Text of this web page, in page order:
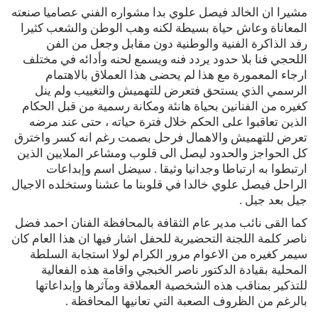
مشيرا ان الخالد فيصل علوي بدا مشواره الفني عصاميا صنعته
المعاناة وعاش حياة بسيطة لكنه وهب الوطن والشعب كثيرا
رفد الذاكرة الفنية والوطنية دون مقابل وجعل من الفن
اللحجي فنا بلا حدود يردد فنه ويسمع لحنه وأدائه في مختلف
ارجاء المعمورة مع هذا لم يحضى هذا العملاق بالاهتمام
الرسمي الذي يستحق فتعرض للتهميش والتغييب ولم ينل
كغيره من الفنانين بحياة هانئة ومكانة رسمية من قبل الحكام
الذين تعاقبوا على الحكم خلال فترة حياته ، حتى عند مرضه
تعرض للتهميش والاهمال فرحل بصمت رغم انه كسر واخترق
كل الحواجز والحدود ليصل الى قلوب ومشاعر الملايين الذين
ارتبطوا به ارتباطا وجدانيا وثيقا . سيضل اسم وإبداعات
الراحل فيصل علوي خالدا في قلوبنا ما عشنا وستخلده الاجيال
جيل بعد جيل .
كما القى نائب مدير عام الثقافة بالمحافظة الفنان احمد فضل
ناصر كلمة اللجنة التحضيرية للحفل اشار فيها ان هذا العام كان
سيمر كغيره من الاعوام مرور الكرام لولا استجابة السلطة
المحلية بقيادة الدكتور ناصر الخبجي واقامة هذه الفعالية
للتذكير بمناقب هذه الشخصية العملاقة ومآثرها وإبداعاتها
بالرغم من الظروف الصعبة التي تعانيها المحافظة .